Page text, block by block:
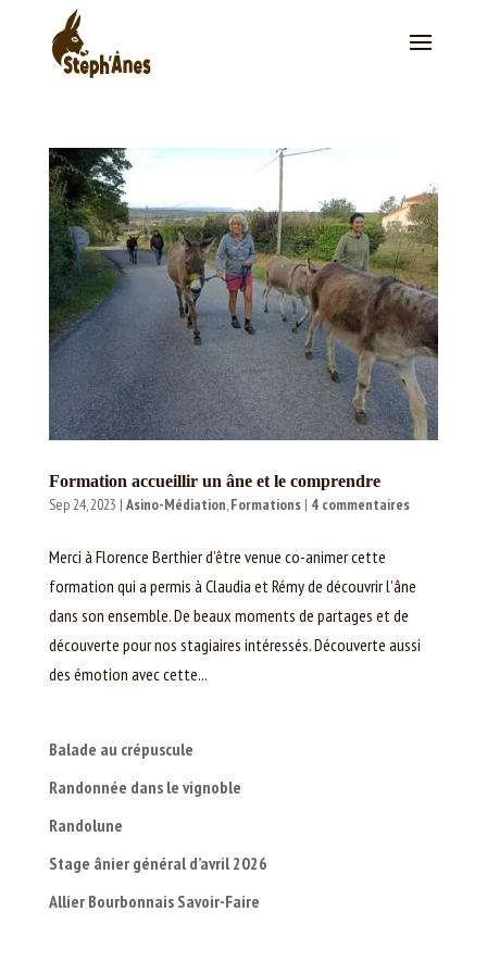
Formation accueillir un âne et le comprendre
Sep 24, 2023 | Asino-Médiation,Formations| 4 commentaires
Merci à Florence Berthier d’être venue co-animer cette
formation qui a permis à Claudia et Rémy de découvrir l’âne
dans son ensemble. De beaux moments de partages et de
découverte pour nos stagiaires intéressés. Découverte aussi
des émotion avec cette...
Balade au crépuscule
Randonnée dans le vignoble
Randolune
Stage ânier général d’avril 2026
Allier Bourbonnais Savoir-Faire